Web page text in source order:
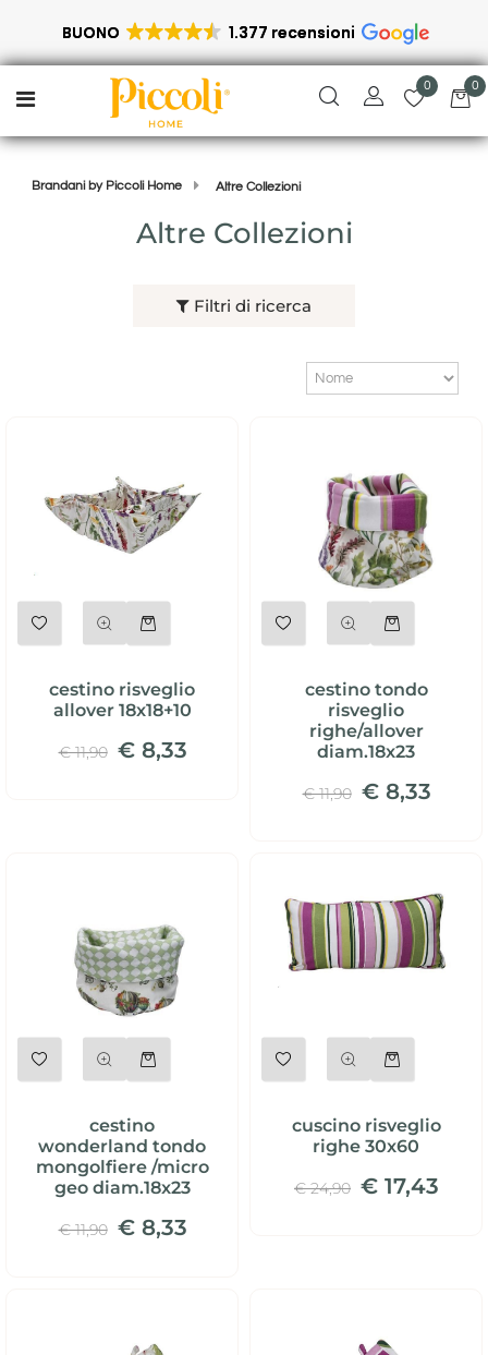
BUONO 1.377 recensioni
0 0
Brandani by Piccoli Home Altre Collezioni
Altre Collezioni
Filtri di ricerca
cestino risveglio
allover 18x18+10
€ 11,90 € 8,33
cestino tondo
risveglio
righe/allover
diam.18x23
€ 11,90 € 8,33
cestino
wonderland tondo
mongolfiere /micro
geo diam.18x23
€ 11,90 € 8,33
cuscino risveglio
righe 30x60
€ 24,90 € 17,43